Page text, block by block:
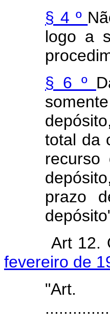
§ 4 º
logo a
§ 6 º
total da
prazo
Art 12.
fevereiro de